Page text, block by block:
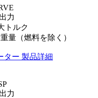
力
トルク
量（燃料を除く）
ター 製品詳細
力